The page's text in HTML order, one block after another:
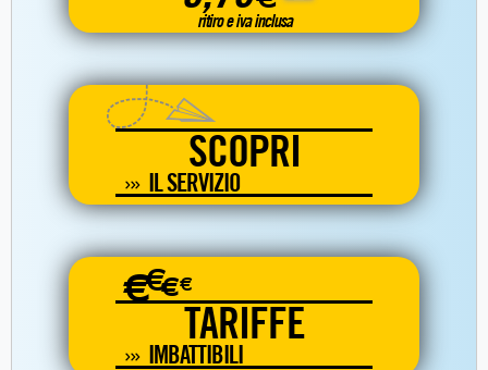
ritiro e iva inclusa
SCOPRI
IL SERVIZIO
€€€€
TARIFFE
IMBATTIBILI